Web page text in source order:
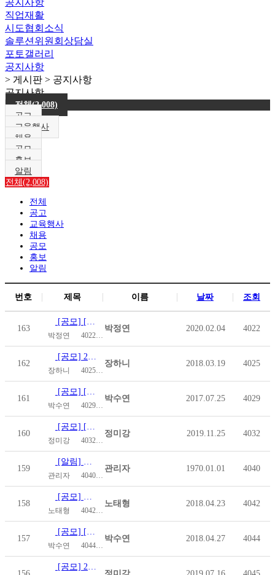
공지사항
직업재활
시도협회소식
솔루션위원회상담실
포토갤러리
공지사항
> 게시판 > 공지사항
공지사항
전체(2,008)
공고
교육행사
채용
공모
홍보
알림
전체(2,008)
전체
공고
교육행사
채용
공모
홍보
알림
번호 제목 이름 날짜 조회
163
[공모] [사회복지공동모금회] 온라인배분사업
박정연 4022
박정연 2020.02.04 4022
162
[공모] 2018 한국장애인재단 긴급지원사업 공고
장하니 4025
장하니 2018.03.19 4025
161
[공모] [푸르메재단] 2017 장애어린이 부모 상담 · 심리치…
박수연 4029
박수연 2017.07.25 4029
160
[공모] [사회복지공동모금회]온라인배분사업
정미강 4032
정미강 2019.11.25 4032
159
[알림] 제 3기 시·도협회장 선임 공고
관리자 4040
관리자 1970.01.01 4040
158
[공모] 「척수장애인 자조모임 지원」 사업 공모
노태형 4042
노태형 2018.04.23 4042
157
[공모] [이랜드재단] 2018년 6월 리프레쉬투어 신청 안내
박수연 4044
박수연 2018.04.27 4044
[공모] 2019년 장애인식개선 SNS콘텐츠 공모전 개최 안내